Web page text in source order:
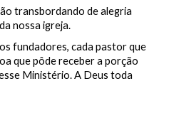
transbordando de alegria
nossa igreja.
que pôde receber a porção
Ministério. A Deus toda